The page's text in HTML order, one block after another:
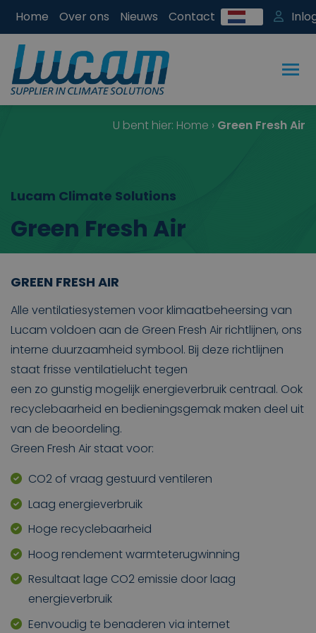
Home Over ons Nieuws Contact
Lucam Climate Solutions
Green Fresh Air
U bent hier: Home › Green Fresh Air
GREEN FRESH AIR
Alle ventilatiesystemen voor klimaatbeheersing van
Lucam voldoen aan de Green Fresh Air richtlijnen, ons
interne duurzaamheid symbool. Bij deze richtlijnen
staat frisse ventilatielucht tegen
een zo gunstig mogelijk energieverbruik centraal. Ook
recyclebaarheid en bedieningsgemak maken deel uit
van de beoordeling.
Green Fresh Air staat voor:
CO2 of vraag gestuurd ventileren
Laag energieverbruik
Hoge recyclebaarheid
Hoog rendement warmteterugwinning
Resultaat lage CO2 emissie door laag
energieverbruik
Eenvoudig te benaderen via internet